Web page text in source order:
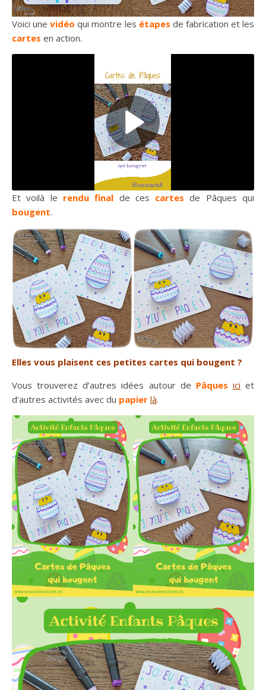
Voici unevidéo qui montre les étapes de fabrication et les
cartes en action.
Et voilà le rendu final de ces cartesde Pâques qui
bougent.
Elles vous plaisent ces petites cartes qui bougent ?
Vous trouverez d’autres idées autour de Pâques ici et
d’autres activités avec du papier là.